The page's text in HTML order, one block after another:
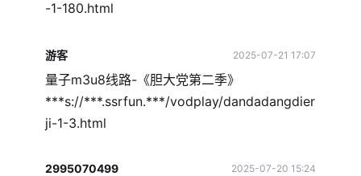
-1-180.html
游客 2025-07-21 17:07
量子m3u8线路-《胆大党第二季》
***s://***.ssrfun.***/vodplay/dandadangdier
ji-1-3.html
2995070499 2025-07-20 15:24